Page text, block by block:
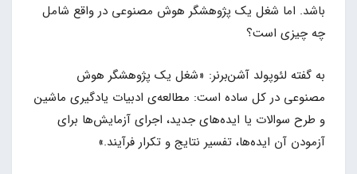
باشد. اما شغل یک پژوهشگر هوش مصنوعی در واقع شامل
چه چیزی است؟
به گفته لئوپولد آشن‌برنر: «شغل یک پژوهشگر هوش
مصنوعی در کل ساده است: مطالعه‌ی ادبیات یادگیری ماشین
و طرح سوالات یا ایده‌های جدید، اجرای آزمایش‌ها برای
آزمودن آن ایده‌ها، تفسیر نتایج و تکرار فرآیند.»